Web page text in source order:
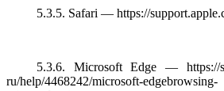
5.3.5. Safari — https://
5.3.6. Microsoft Edge — https://
ru/help/4468242/microsoft-